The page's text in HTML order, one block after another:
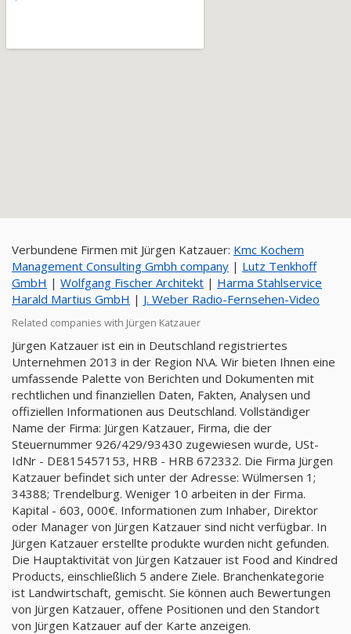
Verbundene Firmen mit Jürgen Katzauer: Kmc Kochem
Management Consulting Gmbh company | Lutz Tenkhoff
GmbH | Wolfgang Fischer Architekt | Harma Stahlservice
Harald Martius GmbH | J. Weber Radio-Fernsehen-Video
Related companies with Jürgen Katzauer
Jürgen Katzauer ist ein in Deutschland registriertes
Unternehmen 2013 in der Region N\A. Wir bieten Ihnen eine
umfassende Palette von Berichten und Dokumenten mit
rechtlichen und finanziellen Daten, Fakten, Analysen und
offiziellen Informationen aus Deutschland. Vollständiger
Name der Firma: Jürgen Katzauer, Firma, die der
Steuernummer 926/429/93430 zugewiesen wurde, USt-
IdNr - DE815457153, HRB - HRB 672332. Die Firma Jürgen
Katzauer befindet sich unter der Adresse: Wülmersen 1;
34388; Trendelburg. Weniger 10 arbeiten in der Firma.
Kapital - 603, 000€. Informationen zum Inhaber, Direktor
oder Manager von Jürgen Katzauer sind nicht verfügbar. In
Jürgen Katzauer erstellte produkte wurden nicht gefunden.
Die Hauptaktivität von Jürgen Katzauer ist Food and Kindred
Products, einschließlich 5 andere Ziele. Branchenkategorie
ist Landwirtschaft, gemischt. Sie können auch Bewertungen
von Jürgen Katzauer, offene Positionen und den Standort
von Jürgen Katzauer auf der Karte anzeigen.